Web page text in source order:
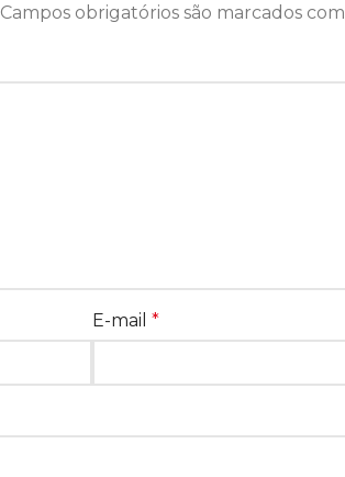
Campos obrigatórios são marcados com
E-mail*